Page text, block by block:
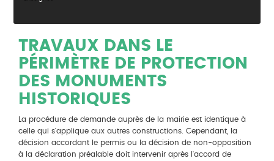
TRAVAUX DANS LE
PÉRIMÈTRE DE PROTECTION
DES MONUMENTS
HISTORIQUES
La procédure de demande auprès de la mairie est identique à
celle qui s'applique aux autres constructions. Cependant, la
décision accordant le permis ou la décision de non-opposition
à la déclaration préalable doit intervenir après l'accord de